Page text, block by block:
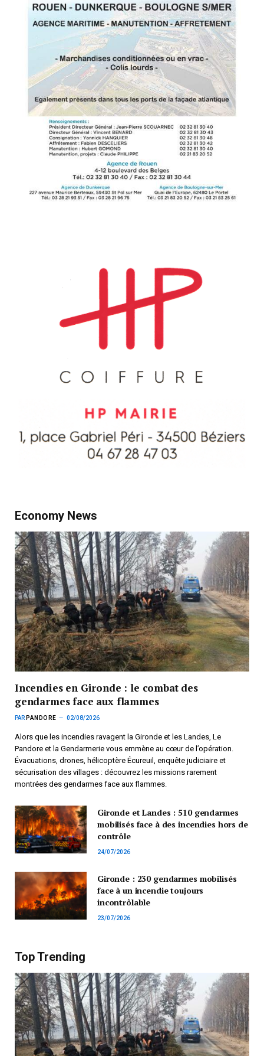
Economy News
Incendies en Gironde : le combat des
gendarmes face aux flammes
PAR PANDORE 02/08/2026
Alors que les incendies ravagent la Gironde et les Landes, Le
Pandore et la Gendarmerie vous emmène au cœur de l’opération.
Évacuations, drones, hélicoptère Écureuil, enquête judiciaire et
sécurisation des villages : découvrez les missions rarement
montrées des gendarmes face aux flammes.
Gironde et Landes : 510 gendarmes
mobilisés face à des incendies hors de
contrôle
24/07/2026
Gironde : 230 gendarmes mobilisés
face à un incendie toujours
incontrôlable
23/07/2026
Top Trending